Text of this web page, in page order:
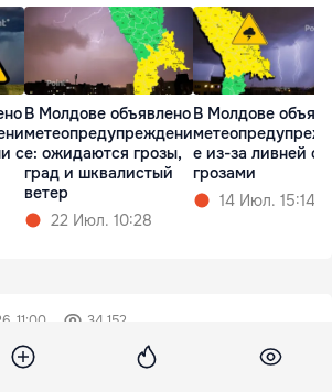
с
В Молдове объявлено
метеопредупреждени
е: ожидаются грозы,
град и шквалистый
ветер
22 Июл. 10:28
В Молдове
е из-за ливней с
грозами
14 Июл. 15:14
11:00 34 152
Болгарию за